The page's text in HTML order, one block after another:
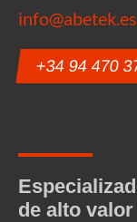
info@abetek.es
+34 94 470
de alto valor